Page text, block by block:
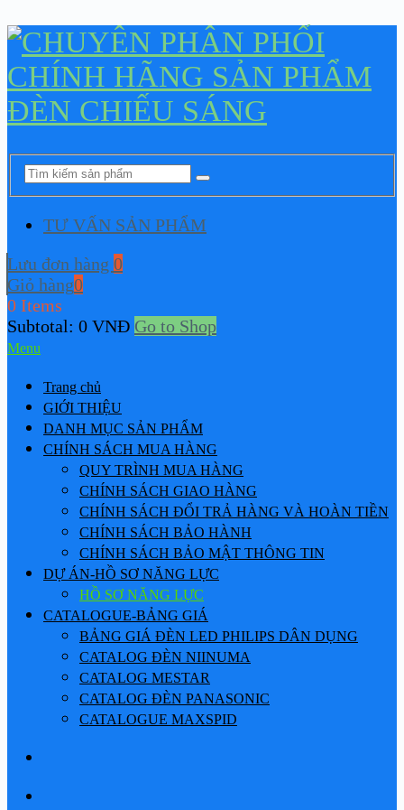
TƯ VẤN SẢN PHẨM
Lưu đơn hàng 0
Giỏ hàng0
0 Items
Subtotal: 0 VNĐ Go to Shop
Menu
Trang chủ
GIỚI THIỆU
DANH MỤC SẢN PHẨM
CHÍNH SÁCH MUA HÀNG
QUY TRÌNH MUA HÀNG
CHÍNH SÁCH GIAO HÀNG
CHÍNH SÁCH ĐỔI TRẢ HÀNG VÀ HOÀN TIỀN
CHÍNH SÁCH BẢO HÀNH
CHÍNH SÁCH BẢO MẬT THÔNG TIN
DỰ ÁN-HỒ SƠ NĂNG LỰC
HỒ SƠ NĂNG LỰC
CATALOGUE-BẢNG GIÁ
BẢNG GIÁ ĐÈN LED PHILIPS DÂN DỤNG
CATALOG ĐÈN NIINUMA
CATALOG MESTAR
CATALOG ĐÈN PANASONIC
CATALOGUE MAXSPID